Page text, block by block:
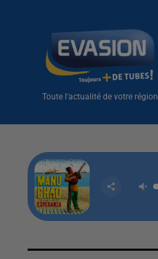
Toute l'actualité de votre région